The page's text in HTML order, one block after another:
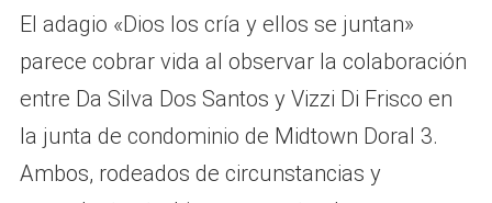
El adagio «Dios los cría y ellos se juntan»
parece cobrar vida al observar la colaboración
entre Da Silva Dos Santos y Vizzi Di Frisco en
la junta de condominio de Midtown Doral 3.
Ambos, rodeados de circunstancias y